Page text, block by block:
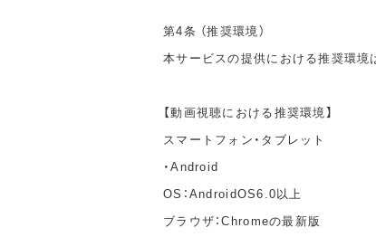
第4条 （推奨環境）
本サービスの提供における推奨環境
【動画視聴における推奨環境】
スマートフォン・タブレット
・Android
OS：AndroidOS6.0以上
ブラウザ：Chromeの最新版